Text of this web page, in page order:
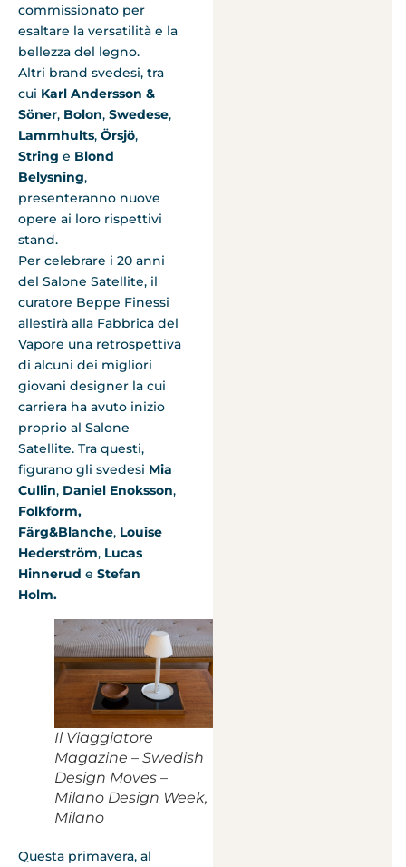
commissionato per
esaltare la versatilità e la
bellezza del legno.
Altri brand svedesi, tra
cui Karl Andersson &
Söner, Bolon, Swedese,
Lammhults, Örsjö,
String e Blond
Belysning,
presenteranno nuove
opere ai loro rispettivi
stand.
Per celebrare i 20 anni
del Salone Satellite, il
curatore Beppe Finessi
allestirà alla Fabbrica del
Vapore una retrospettiva
di alcuni dei migliori
giovani designer la cui
carriera ha avuto inizio
proprio al Salone
Satellite. Tra questi,
figurano gli svedesi Mia
Cullin, Daniel Enoksson,
Folkform,
Färg&Blanche, Louise
Hederström, Lucas
Hinnerud e Stefan
Holm.
Il Viaggiatore
Magazine – Swedish
Design Moves –
Milano Design Week,
Milano
Questa primavera, al